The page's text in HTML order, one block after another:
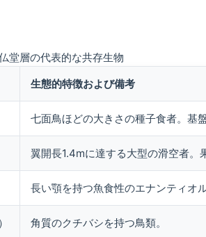
堂層の代表的な共存生物
生態的特徴および備考
七面鳥ほどの大きさの種子食者。基
翼開長1.4mに達する大型の滑空者。
長い顎を持つ魚食性のエナンティオル
角質のクチバシを持つ鳥類。